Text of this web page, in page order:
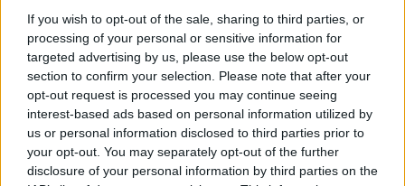
If you wish to opt-out of the sale, sharing to third parties, or
processing of your personal or sensitive information for
targeted advertising by us, please use the below opt-out
section to confirm your selection. Please note that after your
opt-out request is processed you may continue seeing
interest-based ads based on personal information utilized by
us or personal information disclosed to third parties prior to
your opt-out. You may separately opt-out of the further
disclosure of your personal information by third parties on the
@loading: Ki kell kísérletezni. Ha valaki úgy
tapasztalja, hogy ez segít a Szepsy borokon, akkor
hajrá... :)
Egyébként áprilisban Istvántól megkérdeztem, hogy
mi lehet az, amire sokan kénességként hivatkoznak
(szerintem nem kén). Azt mondta, hogy minimális a
kénhasználat, így az ki van zárva. István az
almasavbomlás valamilyen melléktermékét